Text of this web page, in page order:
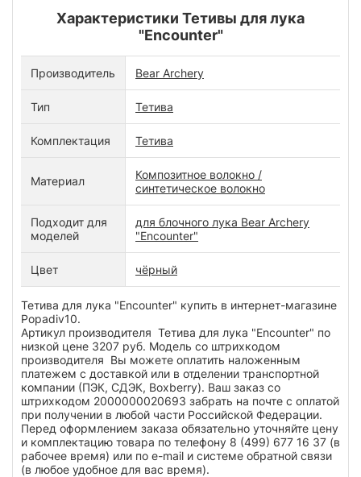
Характеристики Тетивы для лука
"Encounter"
Производитель Bear Archery
Тип Тетива
Комплектация Тетива
Материал
Композитное волокно /
синтетическое волокно
Подходит для
моделей
для блочного лука Bear Archery
"Encounter"
Цвет чёрный
Тетива для лука "Encounter" купить в интернет-магазине
Popadiv10.
Артикул производителя Тетива для лука "Encounter" по
низкой цене 3207 руб. Модель со штрихкодом
производителя Вы можете оплатить наложенным
платежем с доставкой или в отделении транспортной
компании (ПЭК, СДЭК, Boxberry). Ваш заказ со
штрихкодом 2000000020693 забрать на почте с оплатой
при получении в любой части Российской Федерации.
Перед оформлением заказа обязательно уточняйте цену
и комплектацию товара по телефону 8 (499) 677 16 37 (в
рабочее время) или по e-mail и системе обратной связи
(в любое удобное для вас время).